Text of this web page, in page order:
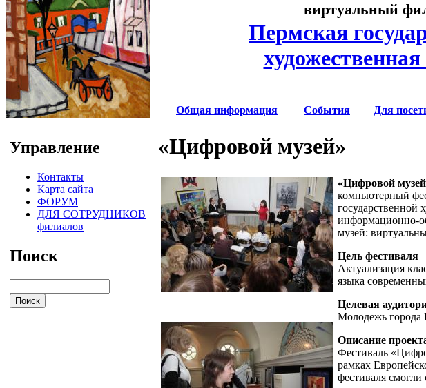
Управление
Контакты
Карта сайта
ФОРУМ
ДЛЯ СОТРУДНИКОВ
филиалов
Поиск
виртуальный
Пермская
художественная
Общая информация События Для
«Цифровой музей»
«Цифровой
компьютерный
государственной
информационно-
музей:
Цель фестиваля
Актуализация
языка
Целевая
Молодежь города
Описание
Фестиваль
рамках
фестиваля